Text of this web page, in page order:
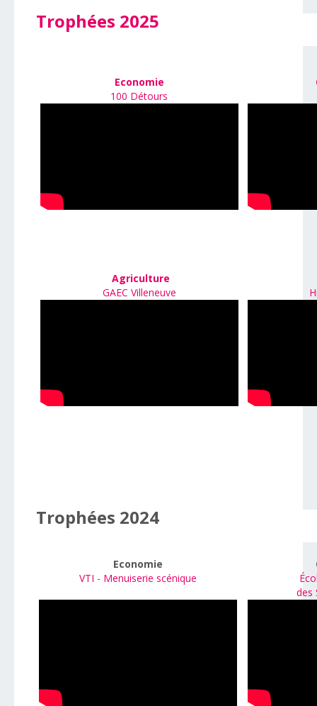
Trophées 2025
Economie
100 Détours
Agriculture
GAEC Villeneuve
Trophées 2024
Economie
VTI - Menuiserie scénique
des